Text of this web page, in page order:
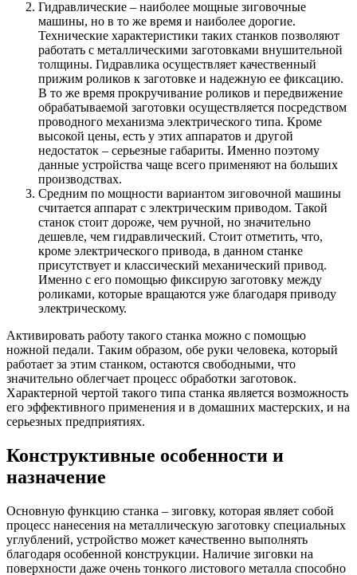
Гидравлические – наиболее мощные зиговочные
машины, но в то же время и наиболее дорогие.
Технические характеристики таких станков позволяют
работать с металлическими заготовками внушительной
толщины. Гидравлика осуществляет качественный
прижим роликов к заготовке и надежную ее фиксацию.
В то же время прокручивание роликов и передвижение
обрабатываемой заготовки осуществляется посредством
проводного механизма электрического типа. Кроме
высокой цены, есть у этих аппаратов и другой
недостаток – серьезные габариты. Именно поэтому
данные устройства чаще всего применяют на больших
производствах.
Средним по мощности вариантом зиговочной машины
считается аппарат с электрическим приводом. Такой
станок стоит дороже, чем ручной, но значительно
дешевле, чем гидравлический. Стоит отметить, что,
кроме электрического привода, в данном станке
присутствует и классический механический привод.
Именно с его помощью фиксирую заготовку между
роликами, которые вращаются уже благодаря приводу
электрическому.
Активировать работу такого станка можно с помощью
ножной педали. Таким образом, обе руки человека, который
работает за этим станком, остаются свободными, что
значительно облегчает процесс обработки заготовок.
Характерной чертой такого типа станка является возможность
его эффективного применения и в домашних мастерских, и на
серьезных предприятиях.
Конструктивные особенности и
назначение
Основную функцию станка – зиговку, которая являет собой
процесс нанесения на металлическую заготовку специальных
углублений, устройство может качественно выполнять
благодаря особенной конструкции. Наличие зиговки на
поверхности даже очень тонкого листового металла способно